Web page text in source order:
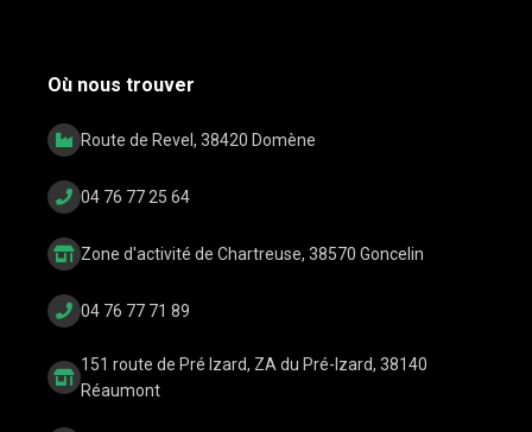
Où nous trouver
Route de Revel, 38420 Domène
04 76 77 25 64
Zone d'activité de Chartreuse, 38570 Goncelin
04 76 77 71 89
151 route de Pré Izard, ZA du Pré-Izard, 38140
Réaumont